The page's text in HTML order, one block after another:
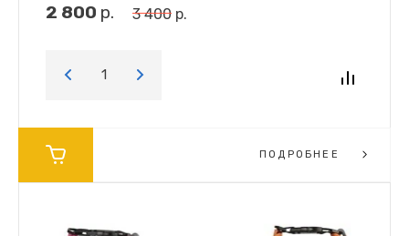
3 400 р.
2 800 р.
ПОДРОБНЕЕ